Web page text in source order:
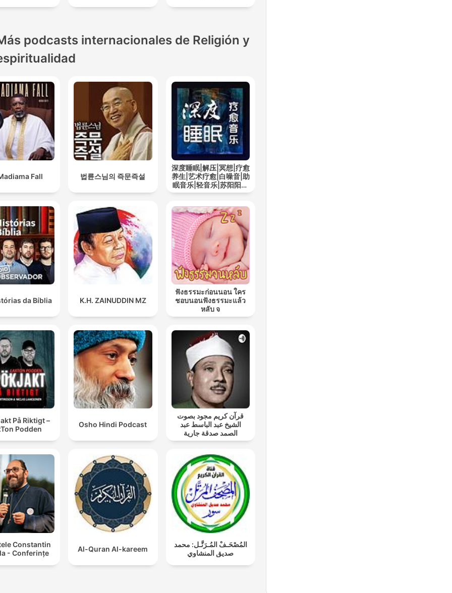
podcasts internacionales de Religión y
Fall 법륜스님의 즉문즉설
深度睡眠|解压|冥想|疗愈
养生|艺术疗愈|白噪音|助
眠音乐|轻音乐|苏阳阳频
道
da Bíblia K.H. ZAINUDDIN MZ
ฟังธรรมะก่อนนอน ใคร
ชอบนอนฟังธรรมะแล้ว
หลับ จ
På Riktigt –
Podden
Osho Hindi Podcast
قرآن كريم مجود بصوت
الشيخ عبد الباسط عبد
الصمد صدقة جارية
Constantin
- Conferințe
Al-Quran Al-kareem
المُصْحَـفْ المُـرَتَّـل: محمد
صديق المنشاوي